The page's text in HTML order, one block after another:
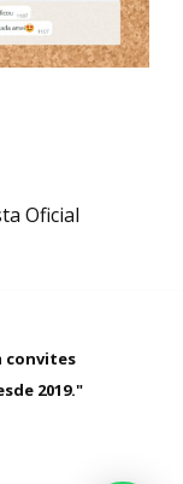
Oficial
convites
2019."